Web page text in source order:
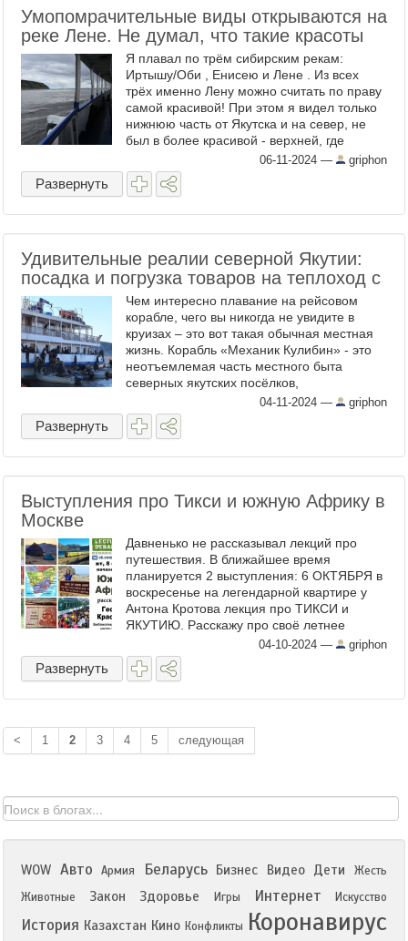
Умопомрачительные виды открываются на
реке Лене. Не думал, что такие красоты
Я плавал по трём сибирским рекам:
Иртышу/Оби , Енисею и Лене . Из всех
трёх именно Лену можно считать по праву
самой красивой! При этом я видел только
нижнюю часть от Якутска и на север, не
был в более красивой - верхней, где
находятся знаменитые Ленские столбы. Но
и увиденного ...
06-11-2024 — griphon
Развернуть
Удивительные реалии северной Якутии:
посадка и погрузка товаров на теплоход с
Чем интересно плавание на рейсовом
корабле, чего вы никогда не увидите в
круизах – это вот такая обычная местная
жизнь. Корабль «Механик Кулибин» - это
неотъемлемая часть местного быта
северных якутских посёлков,
расположенных вдоль Лены. Попробуйте
поставить себя на место тех, кто ...
04-11-2024 — griphon
Развернуть
Выступления про Тикси и южную Африку в
Москве
Давненько не рассказывал лекций про
путешествия. В ближайшее время
планируется 2 выступления: 6 ОКТЯБРЯ в
воскресенье на легендарной квартире у
Антона Кротова лекция про ТИКСИ и
ЯКУТИЮ. Расскажу про своё летнее
путешествие на корабле "Механик
Кулибин" и якутском поезде, и вообще,
чем ...
04-10-2024 — griphon
Развернуть
< 1 2 3 4 5 следующая
WOW Авто Армия Беларусь Бизнес Видео Дети
Жесть
Животные
Закон Здоровье Игры Интернет Искусство
История Казахстан Кино Конфликты Коронавирус